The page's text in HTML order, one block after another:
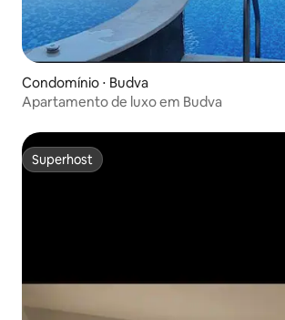
Condomínio ⋅ Budva
Apartamento de luxo em Budva
Superhost
Superhost